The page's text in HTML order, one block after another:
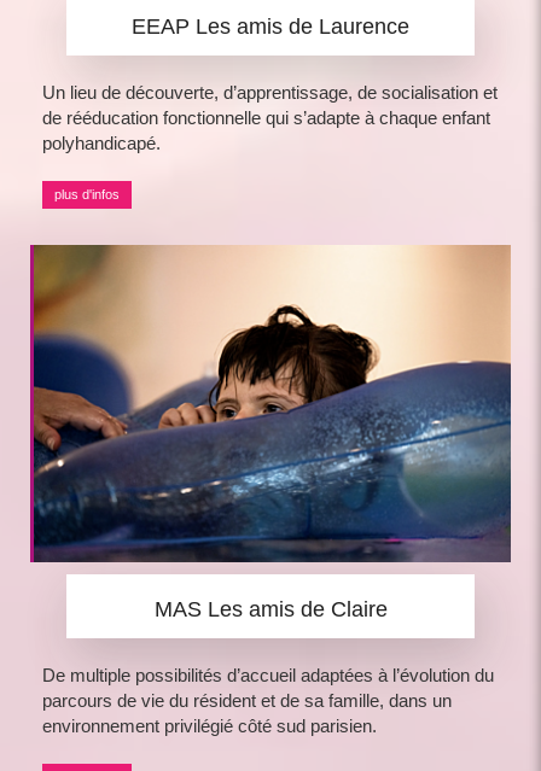
EEAP Les amis de Laurence
Un lieu de découverte, d’apprentissage, de socialisation et
de rééducation fonctionnelle qui s’adapte à chaque enfant
polyhandicapé.
plus d'infos
MAS Les amis de Claire
De multiple possibilités d’accueil adaptées à l’évolution du
parcours de vie du résident et de sa famille, dans un
environnement privilégié côté sud parisien.